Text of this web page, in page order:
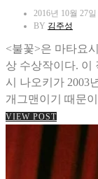
2016년 10월 27일
BY 김주성
<불꽃>은 마타요
상 수상작이다. 이
시 나오키가 2003
개그맨이기 때문
VIEW POST